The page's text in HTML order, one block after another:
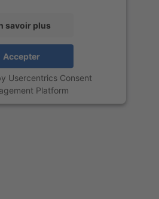
savoir plus
Accepter
Usercentrics Consent
Platform